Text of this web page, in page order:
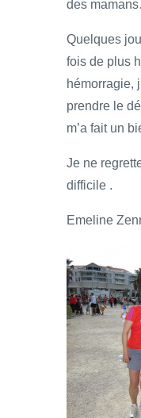
des
Quelques
fois de plus
hémorragie,
prendre le
m’a fait un
Je ne
difficile .
Emeline